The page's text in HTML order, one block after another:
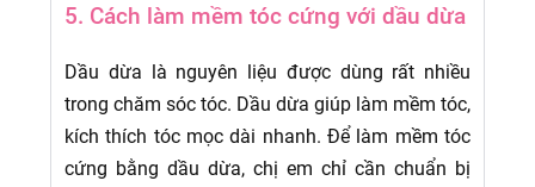
5. Cách làm mềm tóc cứng với dầu dừa
Dầu dừa là nguyên liệu được dùng rất nhiều
trong chăm sóc tóc. Dầu dừa giúp làm mềm tóc,
kích thích tóc mọc dài nhanh. Để làm mềm tóc
cứng bằng dầu dừa, chị em chỉ cần chuẩn bị